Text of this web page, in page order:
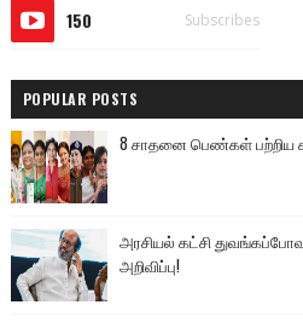
150 Subscribes
POPULAR POSTS
8 சாதனை பெண்கள்
அரசியல் கட்சி
அறிவிப்பு!